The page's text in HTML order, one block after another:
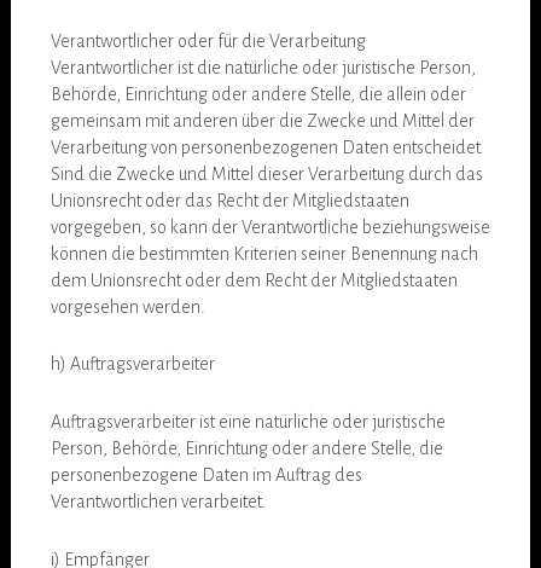
Verantwortlicher oder für die Verarbeitung
Verantwortlicher ist die natürliche oder juristische Person,
Behörde, Einrichtung oder andere Stelle, die allein oder
gemeinsam mit anderen über die Zwecke und Mittel der
Verarbeitung von personenbezogenen Daten entscheidet.
Sind die Zwecke und Mittel dieser Verarbeitung durch das
Unionsrecht oder das Recht der Mitgliedstaaten
vorgegeben, so kann der Verantwortliche beziehungsweise
können die bestimmten Kriterien seiner Benennung nach
dem Unionsrecht oder dem Recht der Mitgliedstaaten
vorgesehen werden.
h) Auftragsverarbeiter
Auftragsverarbeiter ist eine natürliche oder juristische
Person, Behörde, Einrichtung oder andere Stelle, die
personenbezogene Daten im Auftrag des
Verantwortlichen verarbeitet.
i) Empfänger